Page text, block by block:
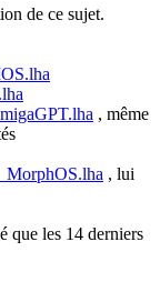
de ce sujet.
, même
, lui
que les 14 derniers